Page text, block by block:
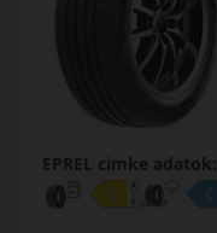
EPREL cimke adatok: